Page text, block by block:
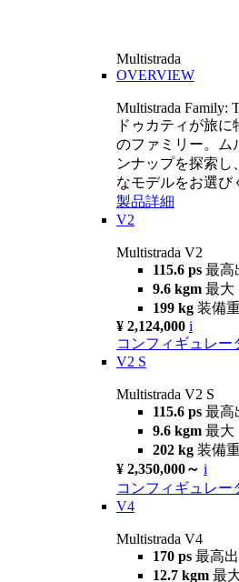
Multistrada
OVERVIEW
Multistrada Family:
ドゥカティが旅
のファミリー。ム
ンナップを探索し
なモデルをお選び
製品詳細
V2
Multistrada V2
115.6 ps 最高
9.6 kgm 最大
199 kg 装備
¥ 2,124,000 i
コンフィギュレー
V2 S
Multistrada V2 S
115.6 ps 最高
9.6 kgm 最大
202 kg 装備
¥ 2,350,000～ i
コンフィギュレー
V4
Multistrada V4
170 ps 最高
12.7 kgm 最